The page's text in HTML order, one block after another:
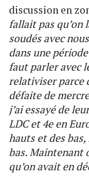
discussion en
fallait pas qu’on
soudés avec
dans une
faut parler avec
relativiser parce
défaite de
j’ai essayé de
LDC et 4e en
hauts et des
bas. Maintenant
qu’on avait en